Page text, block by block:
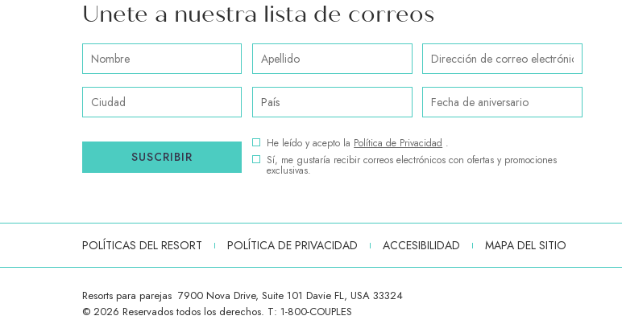
Unete a nuestra lista de correos
Hidden
Field
Nombre Apellido Dirección
de
correo
electrónico
Ciudad País Fecha
de
aniversario
He leído y acepto la Política de Privacidad .
Sí, me gustaría recibir correos electrónicos con ofertas y promociones
exclusivas.
SUSCRIBIR
POLÍTICAS DEL RESORT POLÍTICA DE PRIVACIDAD ACCESIBILIDAD MAPA DEL SITIO
Resorts para parejas 7900 Nova Drive, Suite 101 Davie FL, USA 33324
© 2026 Reservados todos los derechos. T: 1-800-COUPLES